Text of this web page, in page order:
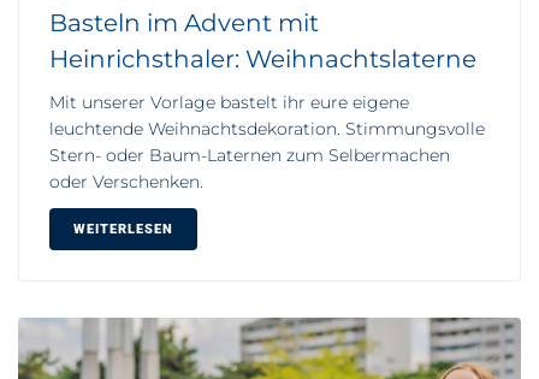
Basteln im Advent mit
Heinrichsthaler: Weihnachtslaterne
Mit unserer Vorlage bastelt ihr eure eigene
leuchtende Weihnachtsdekoration. Stimmungsvolle
Stern- oder Baum-Laternen zum Selbermachen
oder Verschenken.
WEITERLESEN